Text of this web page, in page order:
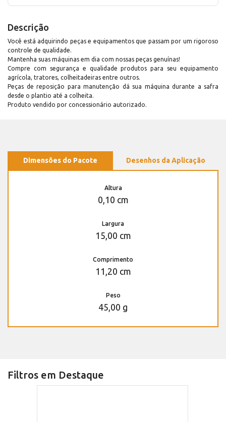
Descrição
Você está adquirindo peças e equipamentos que passam por um rigoroso
controle de qualidade.
Mantenha suas máquinas em dia com nossas peças genuínas!
Compre com segurança e qualidade produtos para seu equipamento
agrícola, tratores, colheitadeiras entre outros.
Peças de reposição para manutenção dá sua máquina durante a safra
desde o plantio até a colheita.
Produto vendido por concessionário autorizado.
Dimensões do Pacote Desenhos da Aplicação
Altura
0,10 cm
Largura
15,00 cm
Comprimento
11,20 cm
Peso
45,00 g
Filtros em Destaque